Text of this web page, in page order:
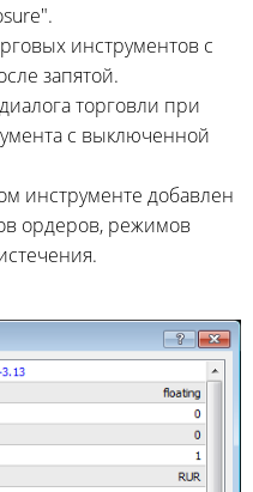
инструментов с
запятой.
торговли при
с выключенной
инструменте добавлен
ордеров, режимов